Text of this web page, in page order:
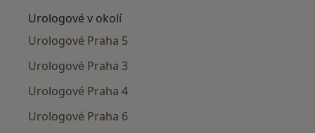
Urologové v okolí
Urologové Praha 5
Urologové Praha 3
Urologové Praha 4
Urologové Praha 6